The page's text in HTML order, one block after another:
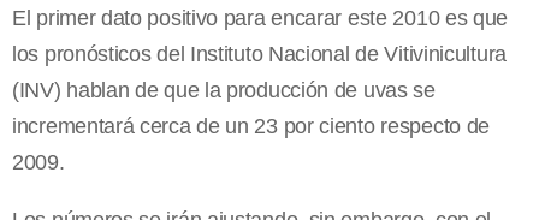
El primer dato positivo para encarar este 2010 es que
los pronósticos del Instituto Nacional de Vitivinicultura
(INV) hablan de que la producción de uvas se
incrementará cerca de un 23 por ciento respecto de
2009.